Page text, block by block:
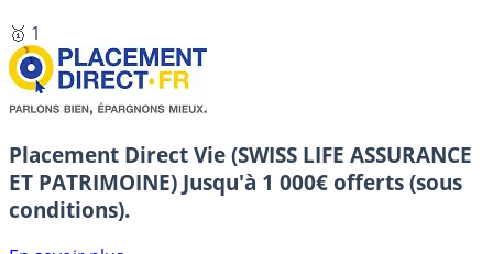
🥇 1
Placement Direct Vie (SWISS LIFE ASSURANCE
ET PATRIMOINE) Jusqu'à 1 000€ offerts (sous
conditions).